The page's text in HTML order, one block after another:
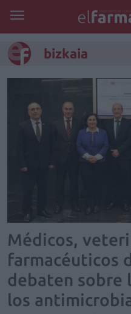
bizkaia
Médicos,
farmacéuticos
debaten sobre
los